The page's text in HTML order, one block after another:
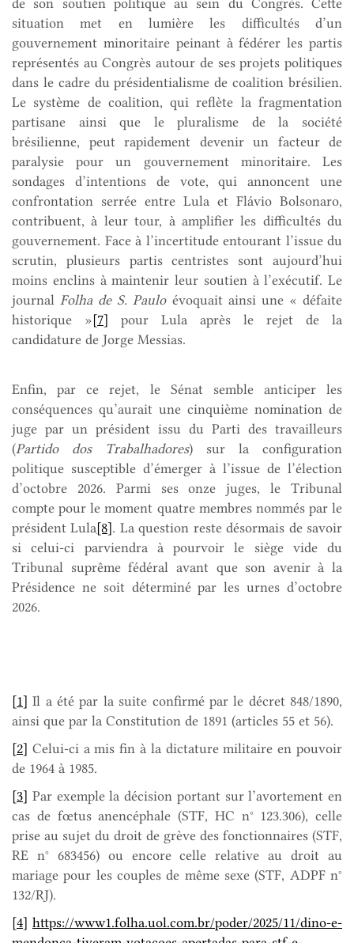
de son soutien politique au sein du Congrès. Cette
situation met en lumière les difficultés d’un
gouvernement minoritaire peinant à fédérer les partis
représentés au Congrès autour de ses projets politiques
dans le cadre du présidentialisme de coalition brésilien.
Le système de coalition, qui reflète la fragmentation
partisane ainsi que le pluralisme de la société
brésilienne, peut rapidement devenir un facteur de
paralysie pour un gouvernement minoritaire. Les
sondages d’intentions de vote, qui annoncent une
confrontation serrée entre Lula et Flávio Bolsonaro,
contribuent, à leur tour, à amplifier les difficultés du
gouvernement. Face à l’incertitude entourant l’issue du
scrutin, plusieurs partis centristes sont aujourd’hui
moins enclins à maintenir leur soutien à l’exécutif. Le
journalFolha de S. Pauloévoquait ainsi une « défaite
historique »[7] pour Lula après le rejet de la
candidature de Jorge Messias.
Enfin, par ce rejet, le Sénat semble anticiper les
conséquences qu’aurait une cinquième nomination de
juge par un président issu du Parti des travailleurs
(Partido dos Trabalhadores) sur la configuration
politique susceptible d’émerger à l’issue de l’élection
d’octobre 2026. Parmi ses onze juges, le Tribunal
compte pour le moment quatre membres nommés par le
président Lula[8]. La question reste désormais de savoir
si celui-ci parviendra à pourvoir le siège vide du
Tribunal suprême fédéral avant que son avenir à la
Présidence ne soit déterminé par les urnes d’octobre
2026.
[1] Il a été par la suite confirmé par le décret 848/1890,
ainsi que par la Constitution de 1891 (articles 55 et 56).
[2] Celui-ci a mis fin à la dictature militaire en pouvoir
de 1964 à 1985.
[3] Par exemple la décision portant sur l’avortement en
cas de fœtus anencéphale (STF, HC n° 123.306), celle
prise au sujet du droit de grève des fonctionnaires (STF,
RE n° 683456) ou encore celle relative au droit au
mariage pour les couples de même sexe (STF, ADPF n°
132/RJ).
[4] https://www1.folha.uol.com.br/poder/2025/11/dino-e-